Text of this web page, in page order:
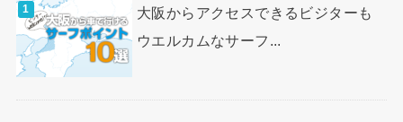
大阪からアクセスできるビジターも
ウエルカムなサーフ...